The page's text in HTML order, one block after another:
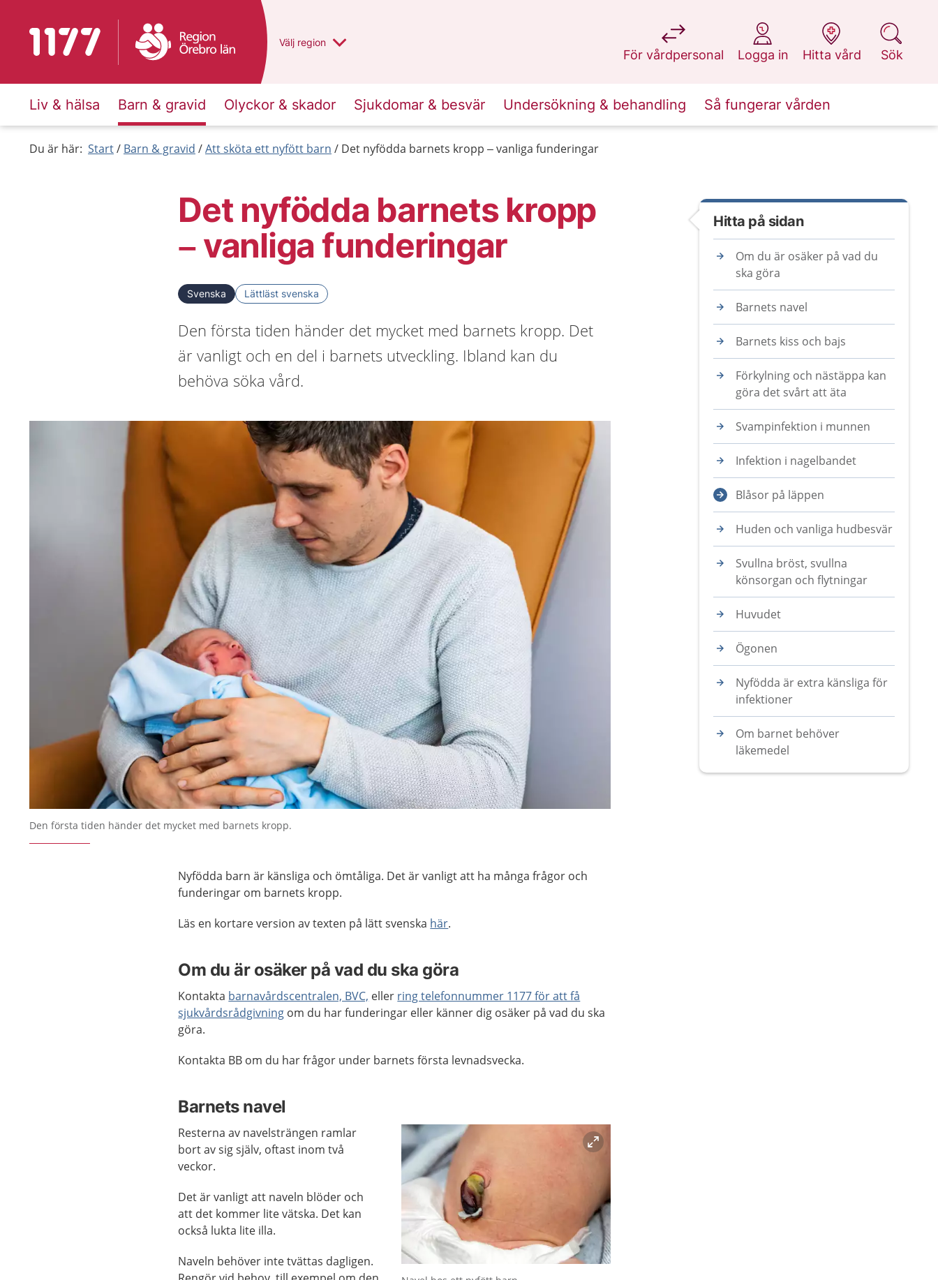
Till startsidan för 1177 Du har valt region
Välj en annan
region
För vårdpersonal
på 1177.se
Logga in
på 1177.se
Hitta vård
på 1177.se
Sök
på 1177.se
Liv & hälsa Barn & gravid Olyckor & skador Sjukdomar & besvär Undersökning & behandling Så fungerar vården
Du är här: Start Barn & gravid Att sköta ett nyfött barn Det nyfödda barnets kropp – vanliga funderingar
Det nyfödda barnets kropp
– vanliga funderingar
Svenska Lättläst svenska
Den första tiden händer det mycket med barnets kropp. Det
är vanligt och en del i barnets utveckling. Ibland kan du
behöva söka vård.
Den första tiden händer det mycket med barnets kropp.
Nyfödda barn är känsliga och ömtåliga. Det är vanligt att ha många frågor och
funderingar om barnets kropp.
Läs en kortare version av texten på lätt svenska här.
Om du är osäker på vad du ska göra
Kontakta barnavårdscentralen, BVC, eller ring telefonnummer 1177 för att få
sjukvårdsrådgivning om du har funderingar eller känner dig osäker på vad du ska
göra.
Kontakta BB om du har frågor under barnets första levnadsvecka.
Barnets navel
Förstora bilden
Resterna av navelsträngen ramlar
bort av sig själv, oftast inom två
veckor.
Det är vanligt att naveln blöder och
att det kommer lite vätska. Det kan
också lukta lite illa.
Naveln behöver inte tvättas dagligen.
Hitta på sidan
Om du är osäker på vad du
ska göra
Barnets navel
Barnets kiss och bajs
Förkylning och nästäppa kan
göra det svårt att äta
Svampinfektion i munnen
Infektion i nagelbandet
Blåsor på läppen
Huden och vanliga hudbesvär
Svullna bröst, svullna
könsorgan och flytningar
Huvudet
Ögonen
Nyfödda är extra känsliga för
infektioner
Om barnet behöver
läkemedel